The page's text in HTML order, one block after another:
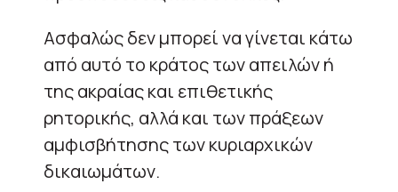
Ασφαλώς δεν μπορεί να γίνεται κάτω
από αυτό το κράτος των απειλών ή
της ακραίας και επιθετικής
ρητορικής, αλλά και των πράξεων
αμφισβήτησης των κυριαρχικών
δικαιωμάτων.